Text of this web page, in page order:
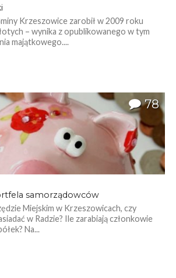
Krzeszowice zarobił w 2009 roku
– wynika z opublikowanego w tym
majątkowego....
78
samorządowców
Miejskim w Krzeszowicach, czy
w Radzie? Ile zarabiają członkowie
Na...